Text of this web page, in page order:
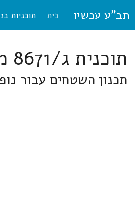
תב"ע עכשיו בית תוכניות
תוכנית ג/8671 מרום הגליל
תכנון השטחים עבור